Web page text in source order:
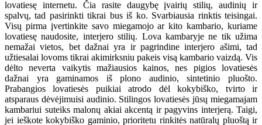
lovatiesę internetu. Čia rasite daugybę įvairių stilių, audinių ir
spalvų, tad pasirinkti tikrai bus iš ko. Svarbiausia rinktis teisingai.
Visų pirma įvertinkite savo miegamojo ar kito kambario, kuriame
lovatiesę naudosite, interjero stilių. Lova kambaryje ne tik užima
nemažai vietos, bet dažnai yra ir pagrindine interjero ašimi, tad
užtiesalai lovoms tikrai akimirksniu pakeis visą kambario vaizdą. Vis
dėlto neverta vaikytis mažiausios kainos, nes pigios lovatiesės
dažnai yra gaminamos iš plono audinio, sintetinio pluošto.
Prabangios lovatiesės puikiai atrodo dėl kokybiško, tvirto ir
atsparaus dėvėjimuisi audinio. Stilingos lovatiesės jūsų miegamajam
kambariui suteiks malonų akiai akcentą ir pagyvins interjerą. Taigi,
jei ieškote kokybiško gaminio, prioritetu rinkitės natūralų pluoštą ir